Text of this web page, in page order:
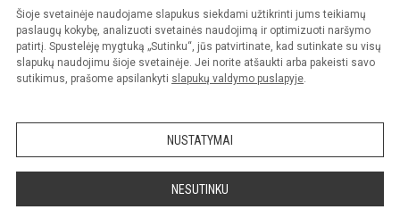
Šioje svetainėje naudojame slapukus siekdami užtikrinti jums teikiamų
paslaugų kokybę, analizuoti svetainės naudojimą ir optimizuoti naršymo
patirtį. Spustelėję mygtuką „Sutinku“, jūs patvirtinate, kad sutinkate su visų
slapukų naudojimu šioje svetainėje. Jei norite atšaukti arba pakeisti savo
sutikimus, prašome apsilankyti slapukų valdymo puslapyje.
NUSTATYMAI
NESUTINKU
© 2023. Šakių „Varpo“ mokykla. Visos teisės saugomos.
Kopijuoti turinį be raštiško mokyklos sutikimo griežtai draudžiama.
Prieinamumo paraiška Slapukų politika Privatumo politika
Sumanus būdas atnaujinti